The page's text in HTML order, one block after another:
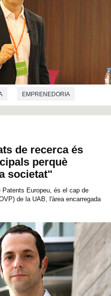
EMPRENEDORIA
TECNOLOGIA DELS ALIMENTS
de recerca és
perquè
societat"
Europeu, és el cap de
de la UAB, l'àrea encarregada